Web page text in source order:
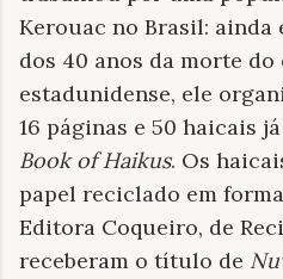
Kerouac no Brasil: ainda
dos 40 anos da morte
estadunidense, ele
16 páginas e 50 haicais
Book of Haikus. Os
papel reciclado em
Editora Coqueiro, de
receberam o título de